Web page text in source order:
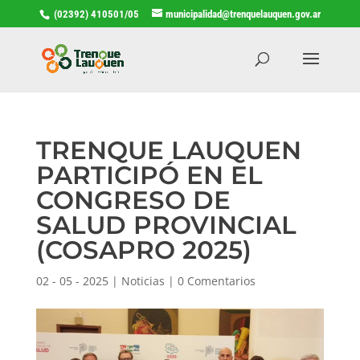
(02392) 410501/05 municipalidad@trenquelauquen.gov.ar
TRENQUE LAUQUEN
PARTICIPÓ EN EL
CONGRESO DE
SALUD PROVINCIAL
(COSAPRO 2025)
02 - 05 - 2025| Noticias | 0 Comentarios